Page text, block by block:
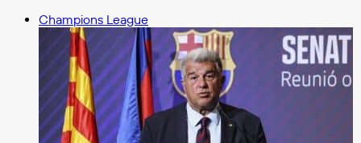
Champions League